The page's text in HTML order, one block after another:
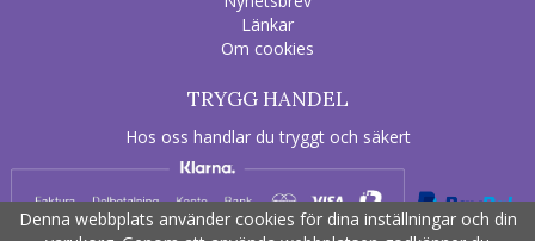
Länkar
Om cookies
TRYGG HANDEL
Hos oss handlar du tryggt och säkert
Denna webbplats använder cookies för dina inställningar och din